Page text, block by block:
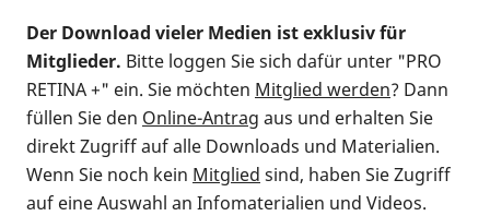
Der Download vieler Medien ist exklusiv für
Mitglieder. Bitte loggen Sie sich dafür unter "PRO
RETINA +" ein. Sie möchten Mitglied werden? Dann
füllen Sie den Online-Antrag aus und erhalten Sie
direkt Zugriff auf alle Downloads und Materialien.
Wenn Sie noch kein Mitglied sind, haben Sie Zugriff
auf eine Auswahl an Infomaterialien und Videos.